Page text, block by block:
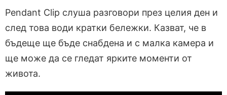
Pendant Clip слуша разговори през целия ден и
след това води кратки бележки. Казват, че в
бъдеще ще бъде снабдена и с малка камера и
ще може да се гледат ярките моменти от
живота.